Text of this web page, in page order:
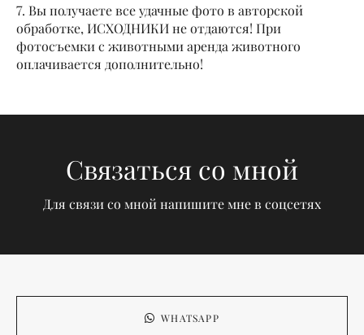
7. Вы получаете все удачные фото в авторской
обработке, ИСХОДНИКИ не отдаются! При
фотосъемки с животными аренда животного
оплачивается дополнительно!
Связаться со мной
Для связи со мной напишите мне в соцсетях
WHATSAPP